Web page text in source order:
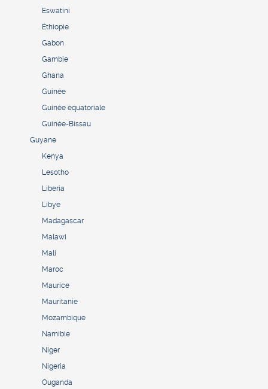
Eswatini
Éthiopie
Gabon
Gambie
Ghana
Guinée
Guinée équatoriale
Guinée-Bissau
Guyane
Kenya
Lesotho
Liberia
Libye
Madagascar
Malawi
Mali
Maroc
Maurice
Mauritanie
Mozambique
Namibie
Niger
Nigeria
Ouganda